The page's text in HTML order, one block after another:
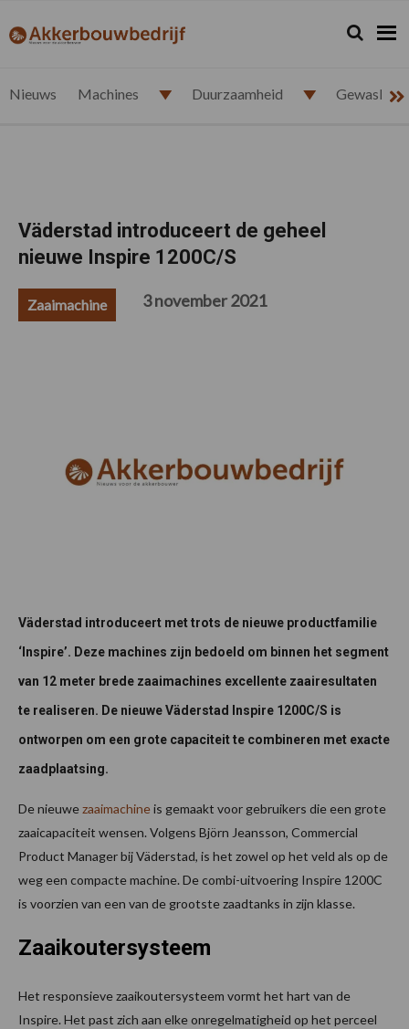
de
de
de
de
akkerbouwbedrijf.nl Zoeken...
Zoek
Nieuws Machines Duurzaamheid
Väderstad introduceert de geheel
nieuwe Inspire 1200C/S
Zaaimachine 3 november 2021
Väderstad introduceert met trots de nieuwe productfamilie
‘Inspire’. Deze machines zijn bedoeld om binnen het segment
van 12 meter brede zaaimachines excellente zaairesultaten
te realiseren. De nieuwe Väderstad Inspire 1200C/S is
ontworpen om een grote capaciteit te combineren met exacte
zaadplaatsing.
De nieuwezaaimachineis gemaakt voor gebruikers die een grote
zaaicapaciteit wensen. Volgens Björn Jeansson, Commercial
Product Manager bij Väderstad, is het zowel op het veld als op de
weg een compacte machine. De combi-uitvoering Inspire 1200C
is voorzien van een van de grootste zaadtanks in zijn klasse.
Zaaikoutersysteem
Het responsieve zaaikoutersysteem vormt het hart van de
Inspire. Het past zich aan elke onregelmatigheid op het perceel